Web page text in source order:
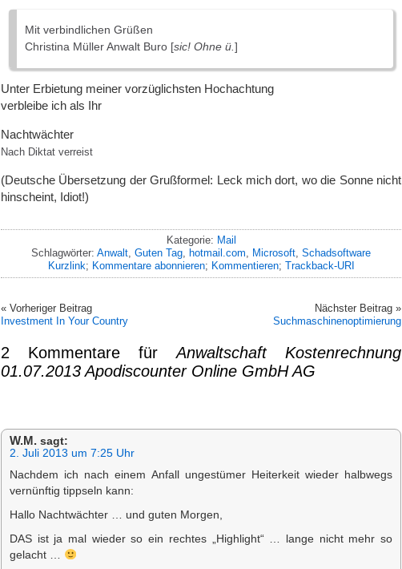
Mit verbindlichen Grüßen
Christina Müller Anwalt Buro [sic! Ohne ü.]
Unter Erbietung meiner vorzüglichsten Hochachtung
verbleibe ich als Ihr
Nachtwächter
Nach Diktat verreist
(Deutsche Übersetzung der Grußformel: Leck mich dort, wo die Sonne nicht
hinscheint, Idiot!)
Kategorie: Mail
Schlagwörter: Anwalt, Guten Tag, hotmail.com, Microsoft, Schadsoftware
Kurzlink; Kommentare abonnieren; Kommentieren; Trackback-URI
« Vorheriger Beitrag
Investment In Your Country
Nächster Beitrag »
Suchmaschinenoptimierung
2 Kommentare fürAnwaltschaft Kostenrechnung
01.07.2013 Apodiscounter Online GmbH AG
W.M. sagt:
2. Juli 2013 um 7:25 Uhr
Nachdem ich nach einem Anfall ungestümer Heiterkeit wieder halbwegs
vernünftig tippseln kann:
Hallo Nachtwächter … und guten Morgen,
DAS ist ja mal wieder so ein rechtes „Highlight“ … lange nicht mehr so
gelacht …